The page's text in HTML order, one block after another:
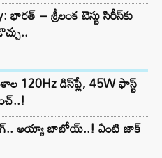
– శ్రీలంక టెస్టు సిరీస్‌కు
120Hz డిస్‌ప్లే, 45W ఫాస్ట్
అయ్యా బాబోయ్..! ఏంటి జాక్